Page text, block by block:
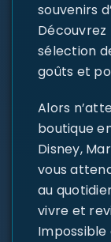
souvenirs
sélection
goûts et
Alors
boutique
Disney,
vous
au
vivre et